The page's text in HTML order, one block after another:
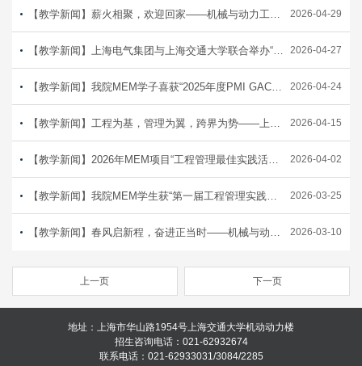
【教学新闻】薪火相聚，欢迎回家——机械与动力工程学院举办MEM校友返校活动 2026-04-29
【教学新闻】上海电气集团与上海交通大学联合举办“智能制造”劳模工匠研修班 2026-04-27
【教学新闻】我院MEM学子喜获“2025年度PMI GAC奖学金”——系中国学生首获此奖 2026-04-24
【教学新闻】工程为基，管理为翼，跨界为势——上海交大机动学院MEM项目招生开放日重磅来袭 2026-04-15
【教学新闻】2026年MEM项目“工程管理最佳实践活动”——MEM师生赴上海航天技术研究院探访“大国重器”背后的硬核科技 2026-04-02
【教学新闻】我院MEM学生获“第一届工程管理实践教学与成果交流展示会最佳实践成果奖” 2026-03-25
【教学新闻】春风启新程，奋进正当时——机械与动力工程学院工程管理（MEM）研究生新学期干部会议顺利召开 2026-03-10
上一页 下一页
地址：上海市华山路1954号上海交通大学机动动力楼
招生咨询电话：021-62932674
联系电话：021-62933031/3084/2285